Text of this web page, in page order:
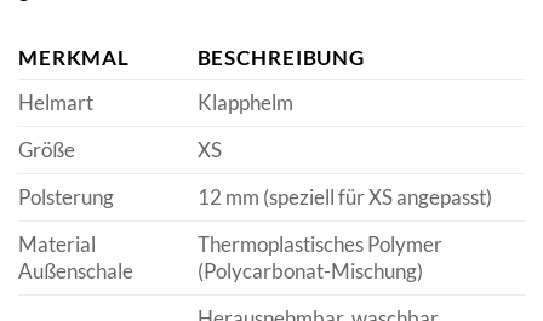
MERKMAL
BESCHREIBUNG
Helmart
Klapphelm
Größe
XS
Polsterung
12 mm (speziell für XS angepasst)
Material
Außenschale
Thermoplastisches Polymer
(Polycarbonat-Mischung)